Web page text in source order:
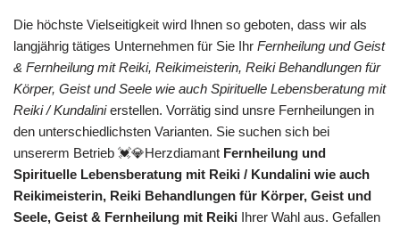
Die höchste Vielseitigkeit wird Ihnen so geboten, dass wir als
langjährig tätiges Unternehmen für Sie Ihr Fernheilung und Geist
& Fernheilung mit Reiki, Reikimeisterin, Reiki Behandlungen für
Körper, Geist und Seele wie auch Spirituelle Lebensberatung mit
Reiki / Kundalinierstellen. Vorrätig sind unsre Fernheilungen in
den unterschiedlichsten Varianten. Sie suchen sich bei
unsererm Betrieb 💓️💎Herzdiamant Fernheilung und
Spirituelle Lebensberatung mit Reiki / Kundalini wie auch
Reikimeisterin, Reiki Behandlungen für Körper, Geist und
Seele, Geist & Fernheilung mit Reiki Ihrer Wahl aus. Gefallen